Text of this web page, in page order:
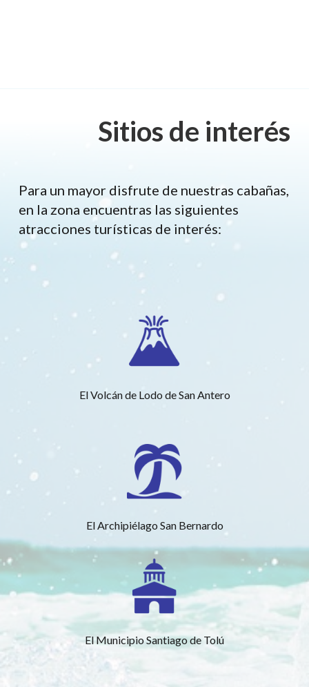
Sitios de interés
Para un mayor disfrute de nuestras cabañas,
en la zona encuentras las siguientes
atracciones turísticas de interés:
El Volcán de Lodo de San Antero
El Archipiélago San Bernardo
El Municipio Santiago de Tolú